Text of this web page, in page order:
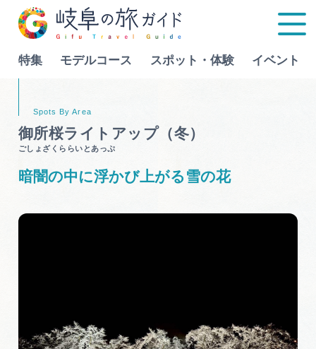
特集 モデルコース スポット・体験 イベント
旅の予約
Language
御所桜ライトアップ（冬）
ごしょざくららいとあっぷ
暗闇の中に浮かび上がる雪の花